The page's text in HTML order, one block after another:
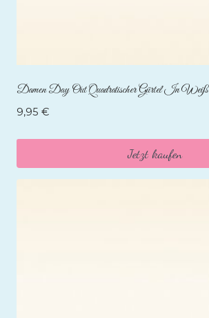
Damen Day Out Quadratischer Gürtel In Weiß
9,95 €
Jetzt kaufen